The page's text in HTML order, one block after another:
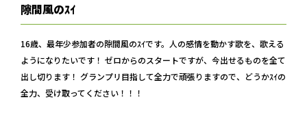
隙間風のｽｲ
16歳、最年少参加者の隙間風のｽｲです。人の感情を動かす歌を、歌える
ようになりたいです！ ゼロからのスタートですが、今出せるものを全て
出し切ります！ グランプリ目指して全力で頑張りますので、どうかｽｲの
全力、受け取ってください！！！